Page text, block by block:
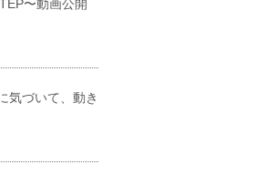
〜動画公開
気づいて、動き